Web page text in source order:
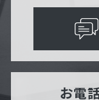
お電